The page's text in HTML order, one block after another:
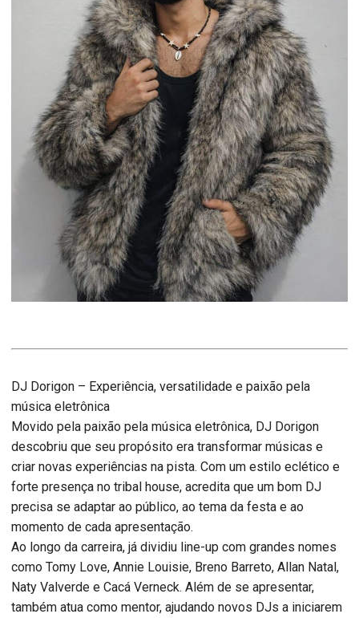
DJ Dorigon – Experiência, versatilidade e paixão pela
música eletrônica
Movido pela paixão pela música eletrônica, DJ Dorigon
descobriu que seu propósito era transformar músicas e
criar novas experiências na pista. Com um estilo eclético e
forte presença no tribal house, acredita que um bom DJ
precisa se adaptar ao público, ao tema da festa e ao
momento de cada apresentação.
Ao longo da carreira, já dividiu line-up com grandes nomes
como Tomy Love, Annie Louisie, Breno Barreto, Allan Natal,
Naty Valverde e Cacá Verneck. Além de se apresentar,
também atua como mentor, ajudando novos DJs a iniciarem